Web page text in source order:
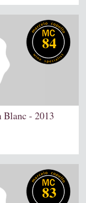
84
Blanc - 2013
83